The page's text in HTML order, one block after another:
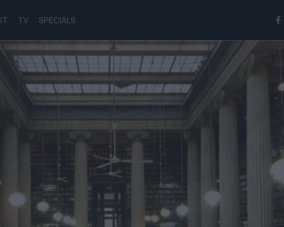
TV SPECIALS